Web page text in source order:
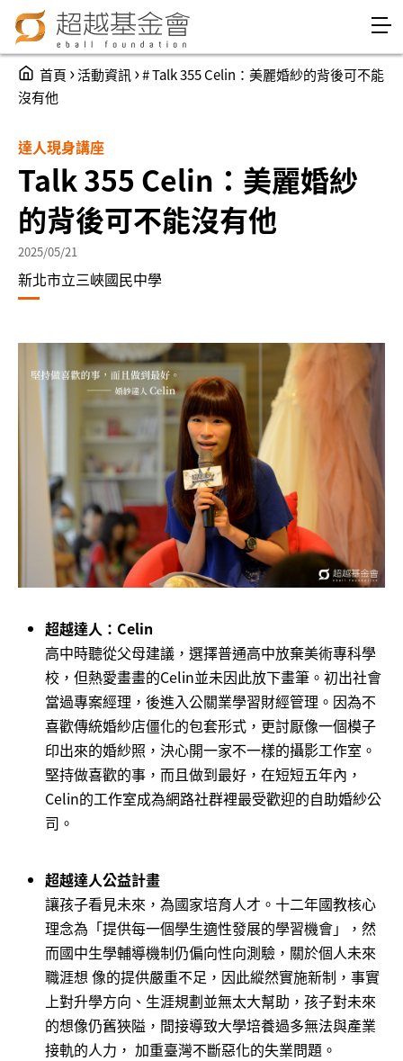
Jump to Navigation
Jump to Main content
You are here
首頁 ›活動資訊 ›# Talk 355 Celin：美麗婚紗的背後可不能
沒有他
達人現身講座
Talk 355 Celin：美麗婚紗
的背後可不能沒有他
2025/05/21
新北市立三峽國民中學
超越達人：Celin
高中時聽從父母建議，選擇普通高中放棄美術專科學
校，但熱愛畫畫的Celin並未因此放下畫筆。初出社會
當過專案經理，後進入公關業學習財經管理。因為不
喜歡傳統婚紗店僵化的包套形式，更討厭像一個模子
印出來的婚紗照，決心開一家不一樣的攝影工作室。
堅持做喜歡的事，而且做到最好，在短短五年內，
Celin的工作室成為網路社群裡最受歡迎的自助婚紗公
司。
超越達人公益計畫
讓孩子看見未來，為國家培育人才。十二年國教核心
理念為「提供每一個學生適性發展的學習機會」，然
而國中生學輔導機制仍偏向性向測驗，關於個人未來
職涯想 像的提供嚴重不足，因此縱然實施新制，事實
上對升學方向、生涯規劃並無太大幫助，孩子對未來
的想像仍舊狹隘，間接導致大學培養過多無法與產業
接軌的人力， 加重臺灣不斷惡化的失業問題。